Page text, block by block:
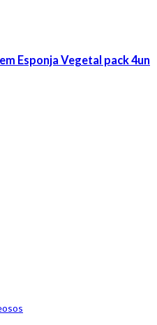
Esponja Vegetal pack 4un